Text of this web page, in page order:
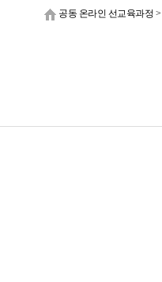
공동 온라인 선교육과정 >